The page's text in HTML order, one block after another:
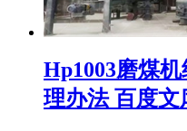
Hp1003磨煤
理办法 百度文